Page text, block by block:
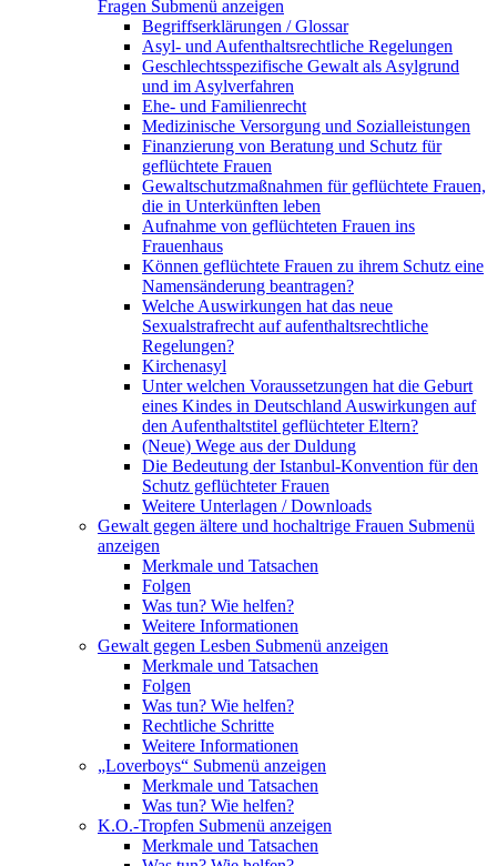
Fragen Submenü anzeigen
Begriffserklärungen / Glossar
Asyl- und Aufenthaltsrechtliche Regelungen
Geschlechtsspezifische Gewalt als Asylgrund
und im Asylverfahren
Ehe- und Familienrecht
Medizinische Versorgung und Sozialleistungen
Finanzierung von Beratung und Schutz für
geflüchtete Frauen
Gewaltschutzmaßnahmen für geflüchtete Frauen,
die in Unterkünften leben
Aufnahme von geflüchteten Frauen ins
Frauenhaus
Können geflüchtete Frauen zu ihrem Schutz eine
Namensänderung beantragen?
Welche Auswirkungen hat das neue
Sexualstrafrecht auf aufenthaltsrechtliche
Regelungen?
Kirchenasyl
Unter welchen Voraussetzungen hat die Geburt
eines Kindes in Deutschland Auswirkungen auf
den Aufenthaltstitel geflüchteter Eltern?
(Neue) Wege aus der Duldung
Die Bedeutung der Istanbul-Konvention für den
Schutz geflüchteter Frauen
Weitere Unterlagen / Downloads
Gewalt gegen ältere und hochaltrige Frauen Submenü
anzeigen
Merkmale und Tatsachen
Folgen
Was tun? Wie helfen?
Weitere Informationen
Gewalt gegen Lesben Submenü anzeigen
Merkmale und Tatsachen
Folgen
Was tun? Wie helfen?
Rechtliche Schritte
Weitere Informationen
„Loverboys“ Submenü anzeigen
Merkmale und Tatsachen
Was tun? Wie helfen?
K.O.-Tropfen Submenü anzeigen
Merkmale und Tatsachen